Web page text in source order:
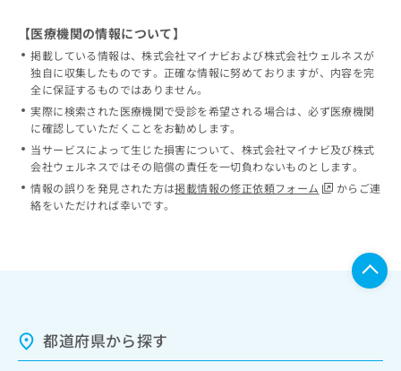
【医療機関の情報について】
掲載している情報は、株式会社マイナビおよび株式会社ウェルネスが
独自に収集したものです。正確な情報に努めておりますが、内容を完
全に保証するものではありません。
実際に検索された医療機関で受診を希望される場合は、必ず医療機関
に確認していただくことをお勧めします。
当サービスによって生じた損害について、株式会社マイナビ及び株式
会社ウェルネスではその賠償の責任を一切負わないものとします。
情報の誤りを発見された方は掲載情報の修正依頼フォーム
からご連
絡をいただければ幸いです。
都道府県から探す